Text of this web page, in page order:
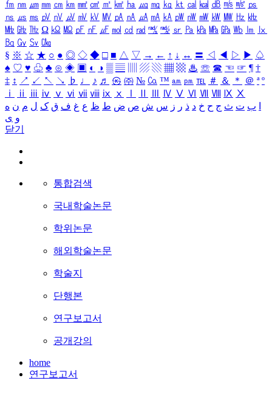
㎙ ㎚ ㎛ ㎜ ㎝ ㎞ ㎟ ㎠ ㎡ ㎢ ㏊ ㎍ ㎎ ㎏ ㏏ ㎈ ㎉ ㏈ ㎧ ㎨ ㎰
㎱ ㎲ ㎳ ㎴ ㎵ ㎶ ㎷ ㎸ ㎹ ㎀ ㎁ ㎂ ㎃ ㎄ ㎺ ㎻ ㎽ ㎾ ㎿ ㎐ ㎑
㎒ ㎓ ㎔ Ω ㏀ ㏁ ㎊ ㎋ ㎌ ㏖ ㏅ ㎭ ㎮ ㎯ ㏛ ㎩ ㎪ ㎫ ㎬ ㏝ ㏐
㏓
㏃ ㏉ ㏜ ㏆
§ ※ ☆ ★ ○ ● ◎ ◇ ◆ □ ■ △ ▽ → ← ↑ ↓ ↔ 〓 ◁ ◀ ▷ ▶ ♤
♠ ♡ ♥ ♧ ♣ ⊙ ◈ ▣ ◐ ◑ ▒ ▤ ▨ ▧ ▦ ▩ ♨ ☏ ☎ ☜ ☞ ¶ †
‡ ↕ ↗ ↙ ↖ ↘ ♭ ♩ ♪ ♬ ㉿ ㈜ № ㏇ ™ ㏂ ㏘ ℡ ＃ ＆ ＊ ＠ ª º
ⅰ
ⅱ ⅲ ⅳ ⅴ ⅵ ⅶ ⅷ ⅸ ⅹ Ⅳ Ⅴ Ⅵ Ⅶ Ⅷ Ⅸ Ⅹ
ب ت ث ج ح خ د ذ ر ز س ش ص ض ط ظ ع غ ف ق ک ل م ن ه
و ی
닫기
통합검색
국내학술논문
학위논문
해외학술논문
학술지
단행본
연구보고서
공개강의
home
연구보고서